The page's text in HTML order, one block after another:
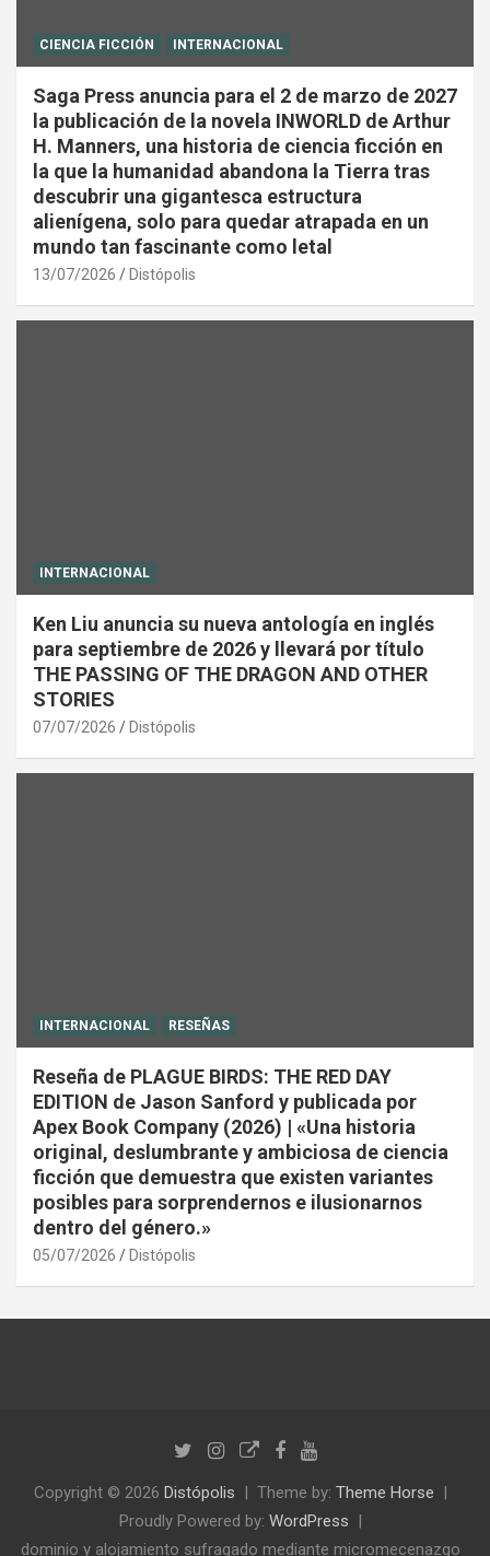
CIENCIA FICCIÓN INTERNACIONAL
Saga Press anuncia para el 2 de marzo de 2027
la publicación de la novela INWORLD de Arthur
H. Manners, una historia de ciencia ficción en
la que la humanidad abandona la Tierra tras
descubrir una gigantesca estructura
alienígena, solo para quedar atrapada en un
mundo tan fascinante como letal
13/07/2026 Distópolis
INTERNACIONAL
Ken Liu anuncia su nueva antología en inglés
para septiembre de 2026 y llevará por título
THE PASSING OF THE DRAGON AND OTHER
STORIES
07/07/2026 Distópolis
INTERNACIONAL RESEÑAS
Reseña de PLAGUE BIRDS: THE RED DAY
EDITION de Jason Sanford y publicada por
Apex Book Company (2026) | «Una historia
original, deslumbrante y ambiciosa de ciencia
ficción que demuestra que existen variantes
posibles para sorprendernos e ilusionarnos
dentro del género.»
05/07/2026 Distópolis
Copyright © 2026 Distópolis Theme by: Theme Horse
Proudly Powered by: WordPress
dominio y alojamiento sufragado mediante micromecenazgo